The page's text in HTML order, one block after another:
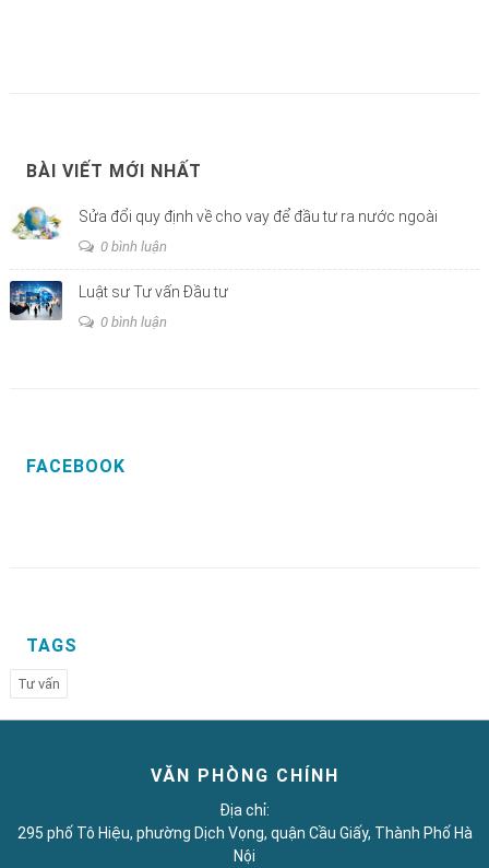
BÀI VIẾT MỚI NHẤT
Sửa đổi quy định về cho vay để đầu tư ra nước ngoài
0 bình luận
Luật sư Tư vấn Đầu tư
0 bình luận
FACEBOOK
TAGS
Tư vấn
VĂN PHÒNG CHÍNH
Địa chỉ:
295 phố Tô Hiệu, phường Dịch Vọng, quận Cầu Giấy, Thành Phố Hà
Nội